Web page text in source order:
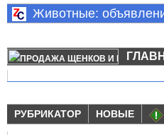
Животные:
РУБРИКАТОР
НОВЫЕ